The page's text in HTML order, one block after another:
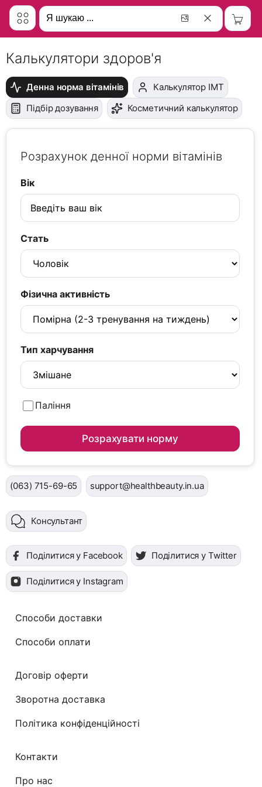
Калькулятори здоров'я
Денна норма вітамінів
Калькулятор ІМТ
Підбір дозування
Косметичний калькулятор
Розрахунок денної норми вітамінів
Вік
Стать
Фізична активність
Тип харчування
Паління
Розрахувати норму
(063) 715-69-65 support@healthbeauty.in.ua
Консультант
Поділитися у Facebook Поділитися у Twitter
Поділитися у Instagram
Способи доставки
Способи оплати
Договір оферти
Зворотна доставка
Політика конфіденційності
Контакти
Про нас